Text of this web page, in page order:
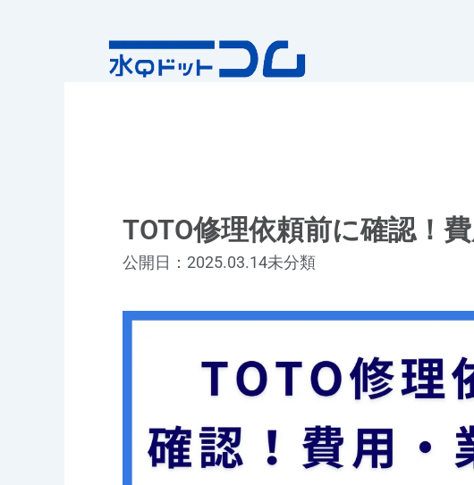
TOTO修理依頼前に確認！
公開日：2025.03.14未分類